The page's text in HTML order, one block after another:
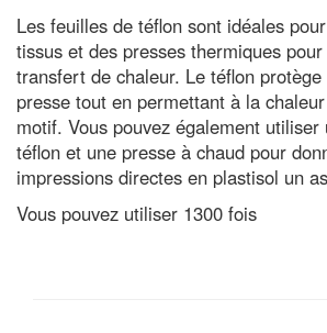
Les feuilles de téflon sont idéales
tissus et des presses thermiques
transfert de chaleur. Le téflon
presse tout en permettant à la
motif. Vous pouvez également
téflon et une presse à chaud pour
impressions directes en plastisol un
Vous pouvez utiliser 1300 fois